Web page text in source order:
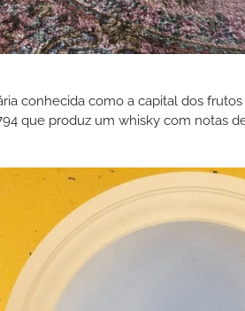
conhecida como a capital dos
que produz um whisky com notas